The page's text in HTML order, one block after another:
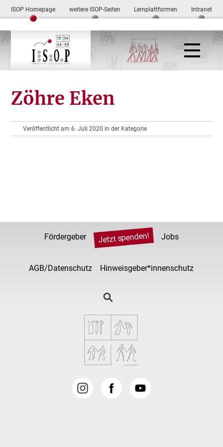
ISOP Homepage weitere ISOP-Seiten Lernplattformen Intranet
Zöhre Eken
Veröffentlicht am 6. Juli 2020 in der Kategorie
Fördergeber Jetzt spenden! Jobs
AGB/Datenschutz Hinweisgeber*innenschutz